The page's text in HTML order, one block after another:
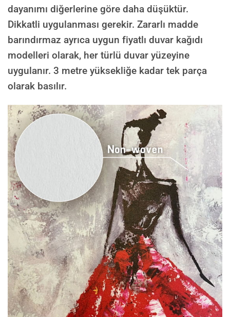
dayanımı diğerlerine göre daha düşüktür.
Dikkatli uygulanması gerekir. Zararlı madde
barındırmaz ayrıca uygun fiyatlı duvar kağıdı
modelleri olarak, her türlü duvar yüzeyine
uygulanır. 3 metre yüksekliğe kadar tek parça
olarak basılır.